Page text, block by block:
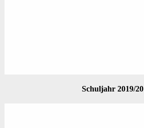
Schuljahr 2019/20